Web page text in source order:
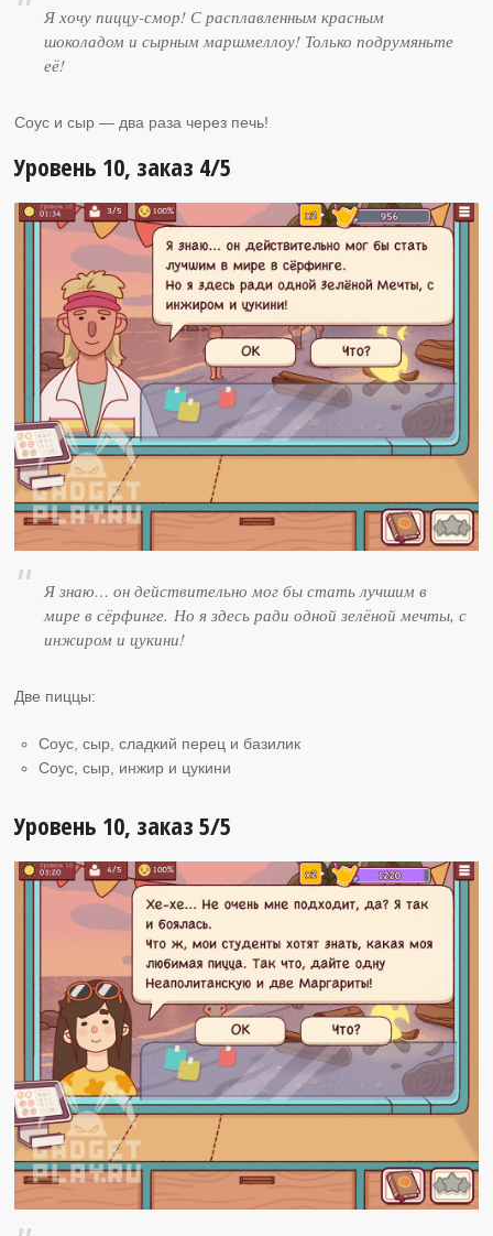
Я хочу пиццу-смор! С расплавленным красным
шоколадом и сырным маршмеллоу! Только подрумяньте
её!
Соус и сыр — два раза через печь!
Уровень 10, заказ 4/5
Я знаю… он действительно мог бы стать лучшим в
мире в сёрфинге. Но я здесь ради одной зелёной мечты, с
инжиром и цукини!
Две пиццы:
Соус, сыр, сладкий перец и базилик
Соус, сыр, инжир и цукини
Уровень 10, заказ 5/5